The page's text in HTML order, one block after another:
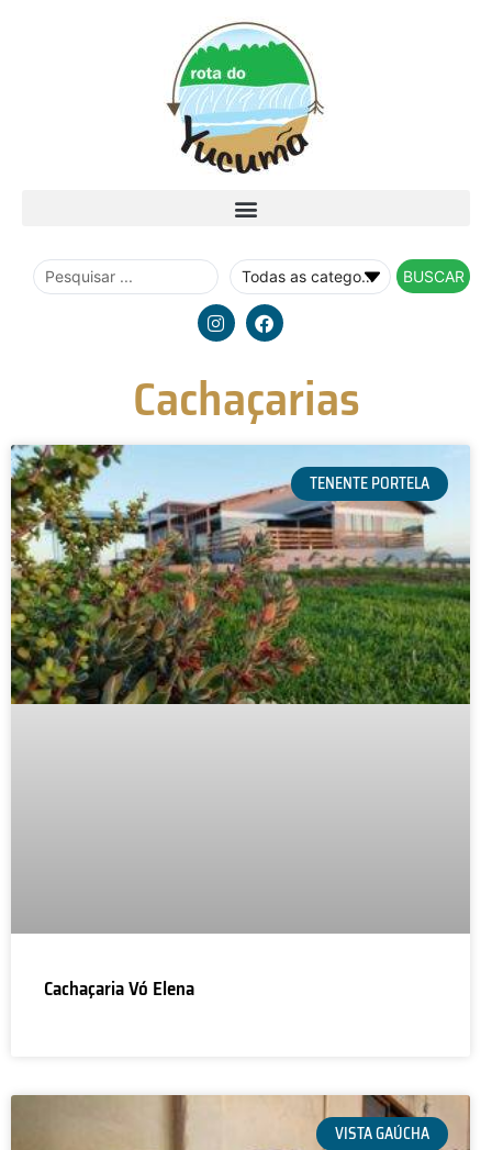
BUSCAR
Cachaçarias
TENENTE PORTELA
Cachaçaria Vó Elena
VISTA GAÚCHA